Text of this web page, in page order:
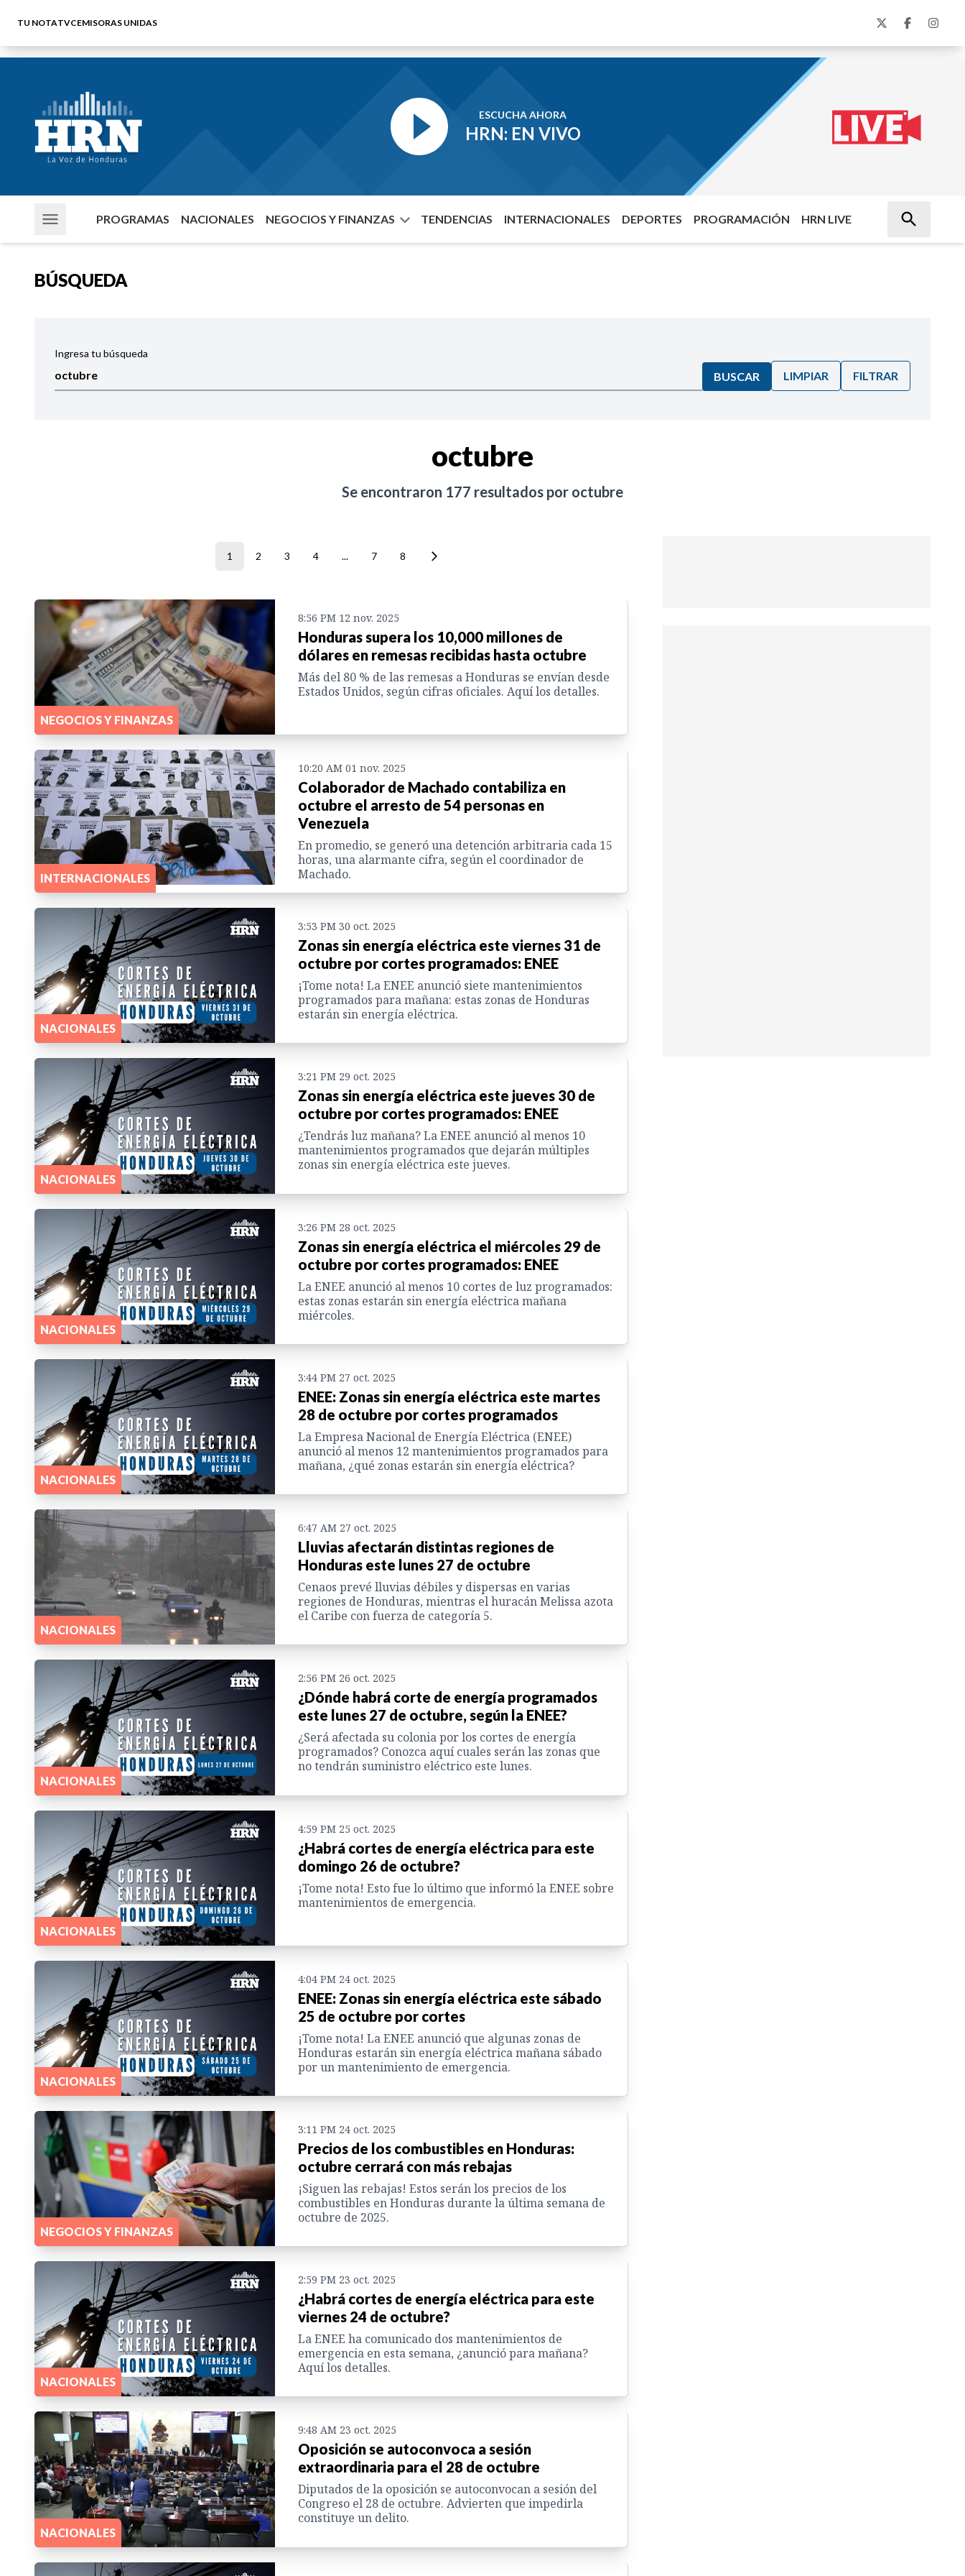
TU NOTATVCEMISORAS UNIDAS
ESCUCHA AHORA
HRN: EN VIVO
PROGRAMAS NACIONALES NEGOCIOS Y FINANZAS TENDENCIAS INTERNACIONALES DEPORTES PROGRAMACIÓN HRN LIVE
BÚSQUEDA
Ingresa tu búsqueda
BUSCAR LIMPIAR FILTRAR
octubre
Se encontraron 177 resultados por octubre
1 2 3 4 ... 7 8
NEGOCIOS Y FINANZAS
8:56 PM 12 nov. 2025
Honduras supera los 10,000 millones de
dólares en remesas recibidas hasta octubre
Más del 80 % de las remesas a Honduras se envían desde
Estados Unidos, según cifras oficiales. Aquí los detalles.
INTERNACIONALES
10:20 AM 01 nov. 2025
Colaborador de Machado contabiliza en
octubre el arresto de 54 personas en
Venezuela
En promedio, se generó una detención arbitraria cada 15
horas, una alarmante cifra, según el coordinador de
Machado.
NACIONALES
3:53 PM 30 oct. 2025
Zonas sin energía eléctrica este viernes 31 de
octubre por cortes programados: ENEE
¡Tome nota! La ENEE anunció siete mantenimientos
programados para mañana: estas zonas de Honduras
estarán sin energía eléctrica.
NACIONALES
3:21 PM 29 oct. 2025
Zonas sin energía eléctrica este jueves 30 de
octubre por cortes programados: ENEE
¿Tendrás luz mañana? La ENEE anunció al menos 10
mantenimientos programados que dejarán múltiples
zonas sin energía eléctrica este jueves.
NACIONALES
3:26 PM 28 oct. 2025
Zonas sin energía eléctrica el miércoles 29 de
octubre por cortes programados: ENEE
La ENEE anunció al menos 10 cortes de luz programados:
estas zonas estarán sin energía eléctrica mañana
miércoles.
NACIONALES
3:44 PM 27 oct. 2025
ENEE: Zonas sin energía eléctrica este martes
28 de octubre por cortes programados
La Empresa Nacional de Energía Eléctrica (ENEE)
anunció al menos 12 mantenimientos programados para
mañana, ¿qué zonas estarán sin energía eléctrica?
NACIONALES
6:47 AM 27 oct. 2025
Lluvias afectarán distintas regiones de
Honduras este lunes 27 de octubre
Cenaos prevé lluvias débiles y dispersas en varias
regiones de Honduras, mientras el huracán Melissa azota
el Caribe con fuerza de categoría 5.
NACIONALES
2:56 PM 26 oct. 2025
¿Dónde habrá corte de energía programados
este lunes 27 de octubre, según la ENEE?
¿Será afectada su colonia por los cortes de energía
programados? Conozca aquí cuales serán las zonas que
no tendrán suministro eléctrico este lunes.
NACIONALES
4:59 PM 25 oct. 2025
¿Habrá cortes de energía eléctrica para este
domingo 26 de octubre?
¡Tome nota! Esto fue lo último que informó la ENEE sobre
mantenimientos de emergencia.
NACIONALES
4:04 PM 24 oct. 2025
ENEE: Zonas sin energía eléctrica este sábado
25 de octubre por cortes
¡Tome nota! La ENEE anunció que algunas zonas de
Honduras estarán sin energía eléctrica mañana sábado
por un mantenimiento de emergencia.
NEGOCIOS Y FINANZAS
3:11 PM 24 oct. 2025
Precios de los combustibles en Honduras:
octubre cerrará con más rebajas
¡Siguen las rebajas! Estos serán los precios de los
combustibles en Honduras durante la última semana de
octubre de 2025.
NACIONALES
2:59 PM 23 oct. 2025
¿Habrá cortes de energía eléctrica para este
viernes 24 de octubre?
La ENEE ha comunicado dos mantenimientos de
emergencia en esta semana, ¿anunció para mañana?
Aquí los detalles.
NACIONALES
9:48 AM 23 oct. 2025
Oposición se autoconvoca a sesión
extraordinaria para el 28 de octubre
Diputados de la oposición se autoconvocan a sesión del
Congreso el 28 de octubre. Advierten que impedirla
constituye un delito.